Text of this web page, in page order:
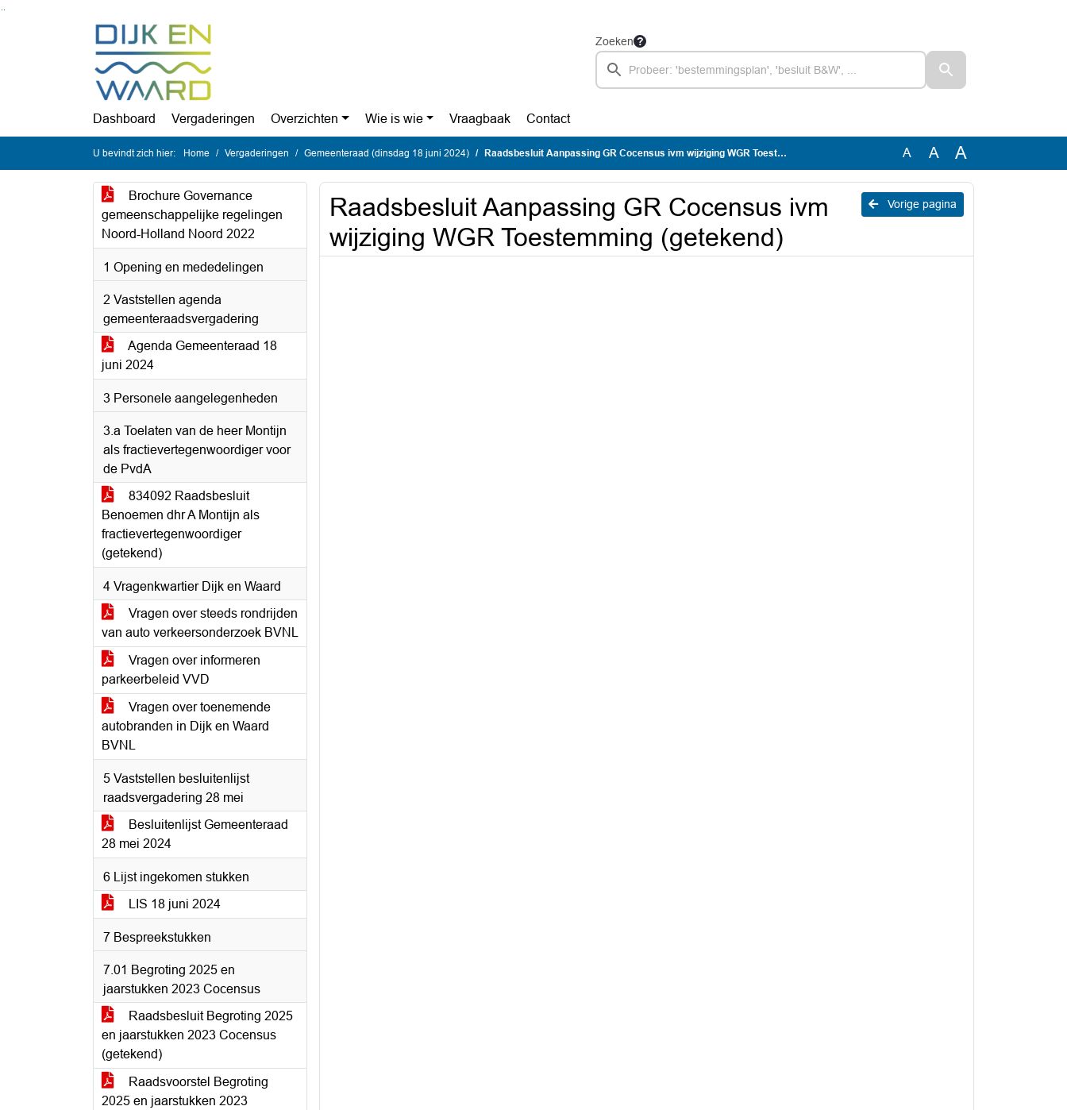
Zoeken
Dashboard Vergaderingen Overzichten Wie is wie Vraagbaak Contact
U bevindt zich hier: Home Vergaderingen Gemeenteraad (dinsdag 18 juni 2024) Raadsbesluit Aanpassing GR Cocensus ivm wijziging WGR Toestemming (getekend) A A A
Brochure Governance
gemeenschappelijke regelingen
Noord-Holland Noord 2022
1 Opening en mededelingen
2 Vaststellen agenda
gemeenteraadsvergadering
Agenda Gemeenteraad 18
juni 2024
3 Personele aangelegenheden
3.a Toelaten van de heer Montijn
als fractievertegenwoordiger voor
de PvdA
834092 Raadsbesluit
Benoemen dhr A Montijn als
fractievertegenwoordiger
(getekend)
4 Vragenkwartier Dijk en Waard
Vragen over steeds rondrijden
van auto verkeersonderzoek BVNL
Vragen over informeren
parkeerbeleid VVD
Vragen over toenemende
autobranden in Dijk en Waard
BVNL
5 Vaststellen besluitenlijst
raadsvergadering 28 mei
Besluitenlijst Gemeenteraad
28 mei 2024
6 Lijst ingekomen stukken
LIS 18 juni 2024
7 Bespreekstukken
7.01 Begroting 2025 en
jaarstukken 2023 Cocensus
Raadsbesluit Begroting 2025
en jaarstukken 2023 Cocensus
(getekend)
Raadsvoorstel Begroting
2025 en jaarstukken 2023
Vorige pagina
Raadsbesluit Aanpassing GR Cocensus ivm
wijziging WGR Toestemming (getekend)